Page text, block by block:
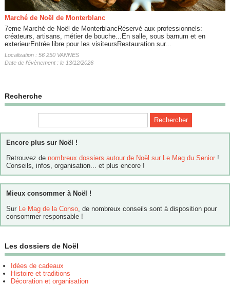
Marché de Noël de Monterblanc
7eme Marché de Noël de MonterblancRéservé aux professionnels:
créateurs, artisans, métier de bouche...En salle, sous barnum et en
exterieurEntrée libre pour les visiteursRestauration sur...
Localisation : 56 250 VANNES
Date de l'évènement : le 13/12/2026
Recherche
Encore plus sur Noël !
Retrouvez de nombreux dossiers autour de Noël sur Le Mag du Senior !
Conseils, infos, organisation... et plus encore !
Mieux consommer à Noël !
Sur Le Mag de la Conso, de nombreux conseils sont à disposition pour
consommer responsable !
Les dossiers de Noël
Idées de cadeaux
Histoire et traditions
Décoration et organisation